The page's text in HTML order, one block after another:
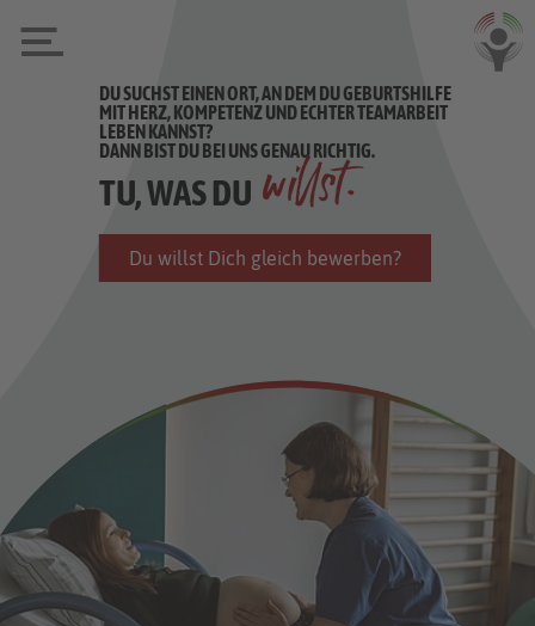
DU SUCHST EINEN ORT, AN DEM DU GEBURTSHILFE
MIT HERZ, KOMPETENZ UND ECHTER TEAMARBEIT
LEBEN KANNST?
DANN BIST DU BEI UNS GENAU RICHTIG.
TU, WAS DU willst.
Du willst Dich gleich bewerben?